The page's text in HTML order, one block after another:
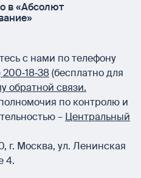
в «Абсолют
с нами по телефону
(бесплатно для
обратной связи.
по контролю и
– Центральный
, г. Москва, ул. Ленинская
4.